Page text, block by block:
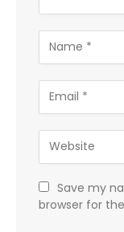
Save my
browser for